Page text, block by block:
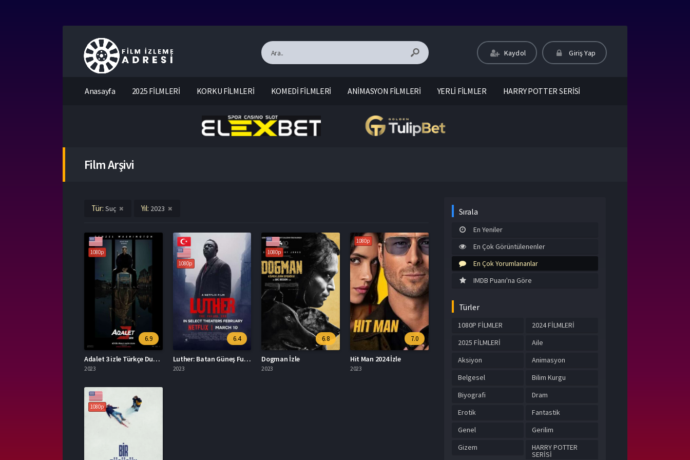
Kaydol Giriş Yap
Anasayfa 2025 FİLMLERİ KORKU FİLMLERİ KOMEDİ FİLMLERİ ANİMASYON FİLMLERİ YERLİ FİLMLER HARRY POTTER SERİSİ
Film Arşivi
Tür: Suç Yıl: 2023
1080p
6.9
Adalet 3 izle Türkçe Dublaj 1080p HD
2023
1080p
6.4
Luther: Batan Güneş Full İzle
2023
1080p
6.8
Dogman İzle
2023
1080p
7.0
Hit Man 2024 İzle
2023
1080p
Sırala
En Yeniler
En Çok Görüntülenenler
En Çok Yorumlananlar
IMDB Puanı'na Göre
Türler
1080P FİLMLER
2024 FİLMLERİ
2025 FİLMLERİ
Aile
Aksiyon
Animasyon
Belgesel
Bilim Kurgu
Biyografi
Dram
Erotik
Fantastik
Genel
Gerilim
Gizem
HARRY POTTER
SERİSİ